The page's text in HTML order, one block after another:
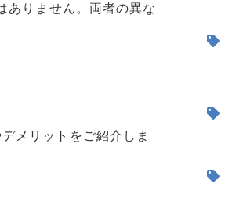
ありません。両者の異な
メリットをご紹介しま